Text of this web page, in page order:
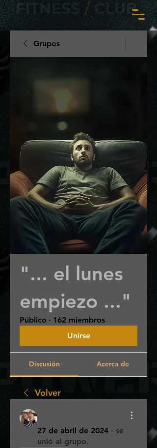
Grupos
"... el lunes
empiezo ..."
Público · 162 miembros
Unirse
Discusión Acerca de
Volver
27 de abril de 2024 · se
unió al grupo.